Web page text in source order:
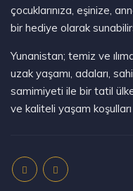
çocuklarınıza, eşinize,
bir hediye olarak
Yunanistan; temiz ve
uzak yaşamı, adaları,
samimiyeti ile bir tatil
ve kaliteli yaşam koşulları